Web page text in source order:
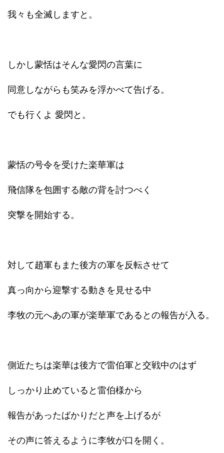
我々も全滅しますと。
しかし蒙恬はそんな愛閃の言葉に
同意しながらも笑みを浮かべて告げる。
でも行くよ 愛閃と。
蒙恬の号令を受けた楽華軍は
飛信隊を包囲する敵の背を討つべく
突撃を開始する。
対して趙軍もまた後方の軍を反転させて
真っ向から迎撃する動きを見せる中
李牧の元へあの軍が楽華軍であるとの報告が入る。
側近たちは楽華は後方で雷伯軍と交戦中のはず
しっかり止めていると雷伯様から
報告があったばかりだと声を上げるが
その声に答えるように李牧が口を開く。